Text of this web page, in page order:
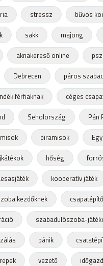
stressz
bűvös
sakk majong
aknakereső online
Debrecen
páros
férfiaknak
céges
Seholország
Pán
piramisok
hőség
kooperatív játék
kezdőknek
szabadulószoba-
pánik
vezető